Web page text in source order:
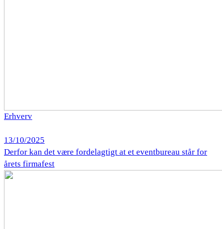
Erhverv
13/10/2025
Derfor kan det være fordelagtigt at et eventbureau står for
årets firmafest